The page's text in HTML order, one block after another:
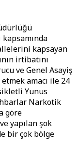
kapsayan
irtibatını
ve Genel Asayiş
amacı ile 24
Yunus
Narkotik
göre
yapılan şok
bir çok bölge